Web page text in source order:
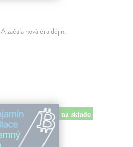
začala nová éra dějin.
na sklade